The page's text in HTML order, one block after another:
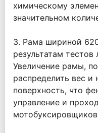
химическому
значительном
3. Рама шириной
результатам
Увеличение рамы,
распределить вес и
поверхность, что
управление и
мотобуксировщиков